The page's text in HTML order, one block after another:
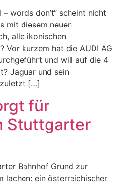
words don’t“ scheint nicht
mit diesem neuen
alle ikonischen
Vor kurzem hat die AUDI AG
und will auf die 4
Jaguar und sein
zuletzt […]
für
Stuttgarter
Bahnhof Grund zur
lachen: ein österreichischer